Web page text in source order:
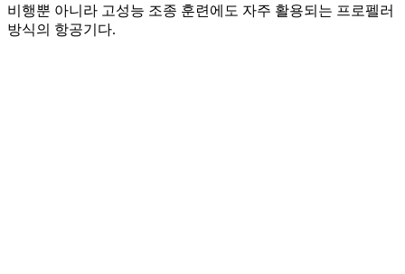
비행뿐 아니라 고성능 조종 훈련에도 자주 활용되는 프로펠러
방식의 항공기다.